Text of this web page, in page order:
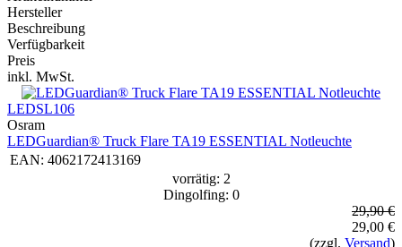
Hersteller
Beschreibung
Verfügbarkeit
Preis
inkl. MwSt.
LEDSL106
Osram
LEDGuardian® Truck Flare TA19 ESSENTIAL Notleuchte
EAN: 4062172413169
vorrätig: 2
Dingolfing: 0
29,90 €
29,00 €
(zzgl. Versand)